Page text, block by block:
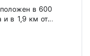
в 600
и в 1,9 км от